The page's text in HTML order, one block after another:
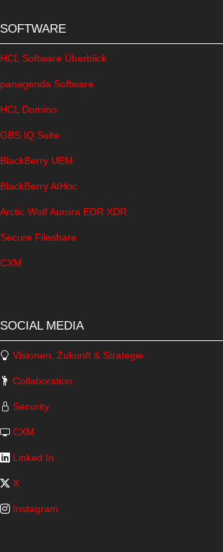
SOFTWARE
HCL Software Überblick
panagenda Software
HCL Domino
GBS IQ.Suite
BlackBerry UEM
BlackBerry AtHoc
Arctic Wolf Aurora EDR XDR
Secure Fileshare
CXM
SOCIAL MEDIA
Visionen, Zukunft & Strategie
Collaboration
Security
CXM
Linked In
X
Instagram